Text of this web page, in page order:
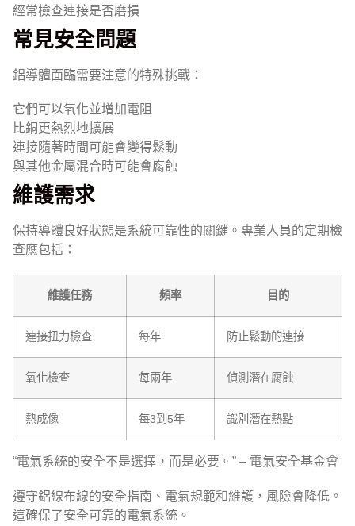
經常檢查連接是否磨損
常見安全問題
鋁導體面臨需要注意的特殊挑戰：
它們可以氧化並增加電阻
比銅更熱烈地擴展
連接隨著時間可能會變得鬆動
與其他金屬混合時可能會腐蝕
維護需求
保持導體良好狀態是系統可靠性的關鍵。專業人員的定期檢
查應包括：
維護任務 頻率 目的
連接扭力檢查 每年 防止鬆動的連接
氧化檢查 每兩年 偵測潛在腐蝕
熱成像 每3到5年 識別潛在熱點
“電氣系統的安全不是選擇，而是必要。” – 電氣安全基金會
遵守鋁線布線的安全指南、電氣規範和維護，風險會降低。
這確保了安全可靠的電氣系統。